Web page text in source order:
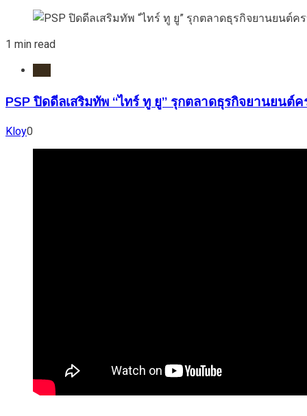
1 min read
PSP ปิดดีลเสริมทัพ “ไทร์ ทู ยู” รุกตลาดธุรกิจยานย
Kloy0